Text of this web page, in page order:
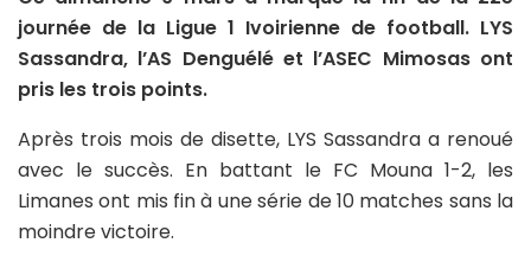
journée de la Ligue 1 Ivoirienne de football. LYS
Sassandra, l’AS Denguélé et l’ASEC Mimosas ont
pris les trois points.
Après trois mois de disette, LYS Sassandra a renoué
avec le succès. En battant le FC Mouna 1-2, les
Limanes ont mis fin à une série de 10 matches sans la
moindre victoire.